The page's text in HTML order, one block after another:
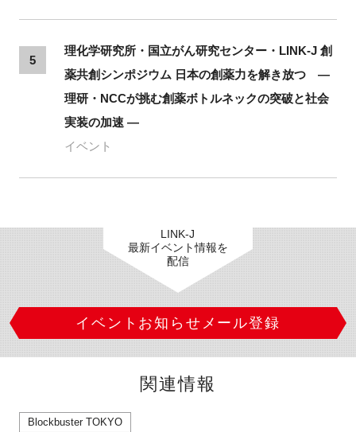
5
理化学研究所・国立がん研究センター・LINK-J 創
薬共創シンポジウム 日本の創薬力を解き放つ ―
理研・NCCが挑む創薬ボトルネックの突破と社会
実装の加速 ―
イベント
LINK-J
最新イベント情報を
配信
イベントお知らせメール登録
関連情報
Blockbuster TOKYO